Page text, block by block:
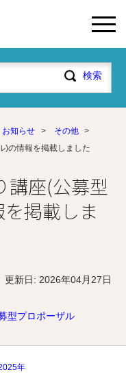
お知らせ > その他 >
)の情報を掲載しました
講座(公募型
掲載しま
更新日: 2026年04月27日
型プロポーザル
年